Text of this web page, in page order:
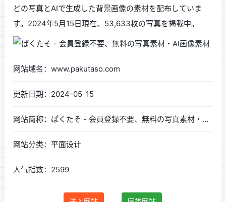
どの写真とAIで生成した背景画像の素材を配布していま
す。2024年5月15日現在、53,633枚の写真を掲載中。
网站域名：www.pakutaso.com
更新日期：2024-05-15
网站简称：ぱくたそ - 会員登録不要、無料の写真素材・AI画像素材
网站分类：平面设计
人气指数：2599